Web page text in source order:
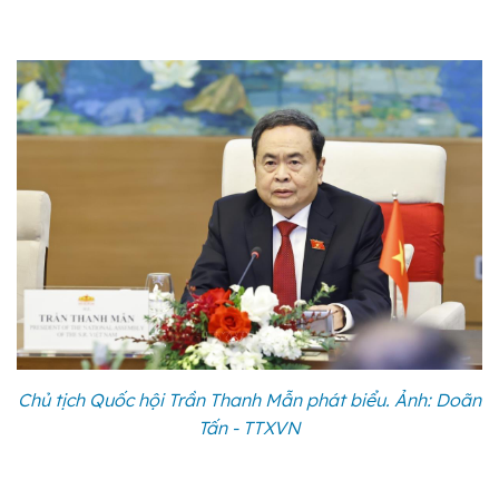
Chủ tịch Quốc hội Trần Thanh Mẫn phát biểu. Ảnh: Doãn
Tấn - TTXVN